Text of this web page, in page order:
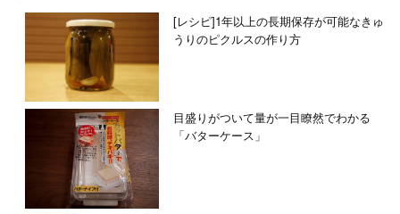
[レシピ]1年以上の長期保存が可能なきゅ
うりのピクルスの作り方
目盛りがついて量が一目瞭然でわかる
「バターケース」